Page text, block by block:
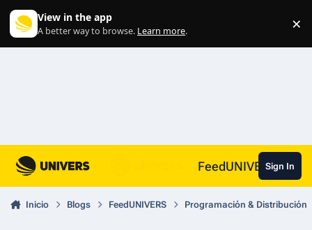
View in the app
A better way to browse. Learn more. ×
FeedUNIVERSSign In
Inicio Blogs FeedUNIVERS Programación & Distribución